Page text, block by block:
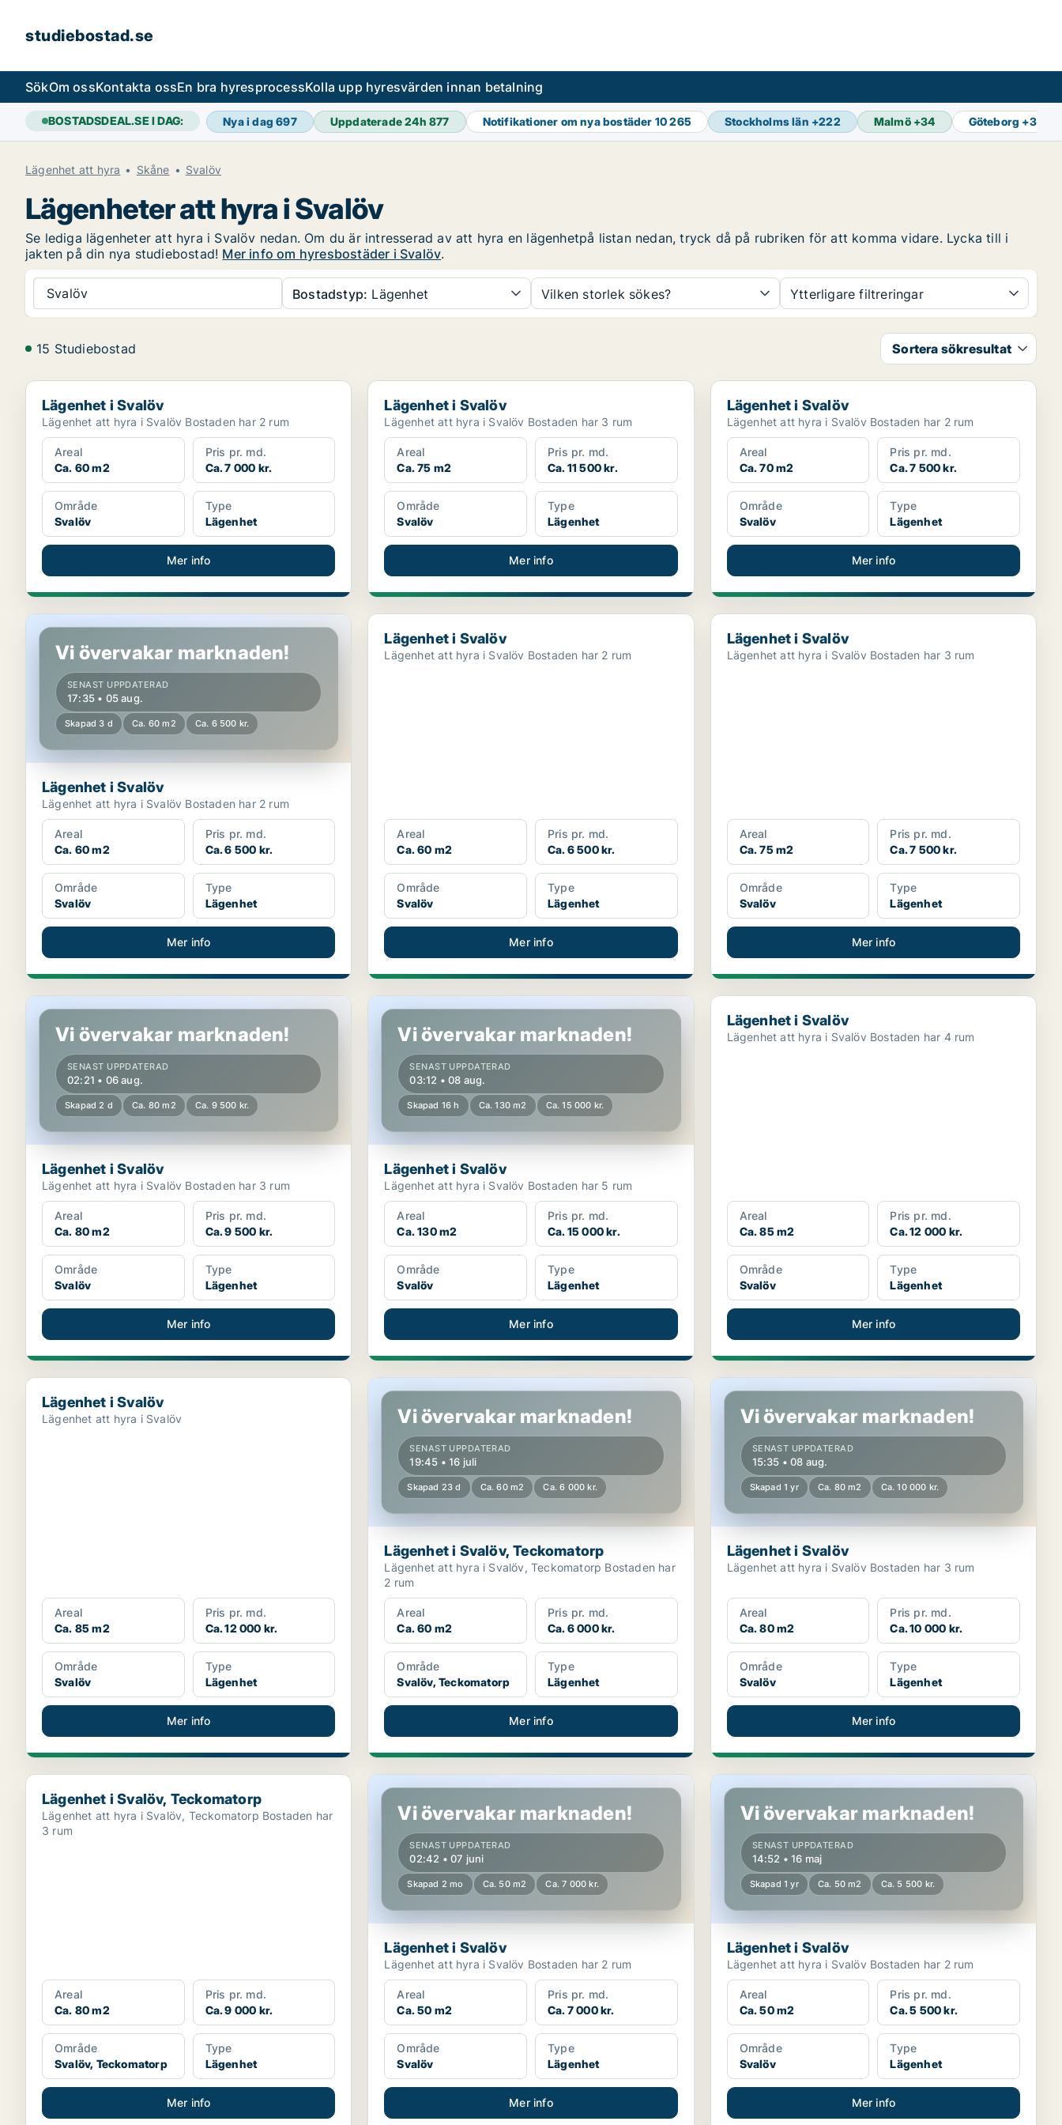
studiebostad.se
SökOm ossKontakta ossEn bra hyresprocessKolla upp hyresvärden innan betalning
BOSTADSDEAL.SE I DAG: Nya i dag697 Uppdaterade 24h877 Notifikationer om nya bostäder 10 265 Stockholms län +222 Malmö+34 Göteborg +37
Lägenhet att hyra Skåne Svalöv
Lägenheter att hyra i Svalöv
Se lediga lägenheter att hyra i Svalöv nedan. Om du är intresserad av att hyra en lägenhetpå listan nedan, tryck då på rubriken för att komma vidare. Lycka till i
jakten på din nya studiebostad! Mer info om hyresbostäder i Svalöv.
Svalöv Bostadstyp: Lägenhet Vilken storlek sökes? Ytterligare filtreringar
15 Studiebostad Sortera sökresultat
Lägenhet i Svalöv
Lägenhet i Svalöv
Lägenhet att hyra i Svalöv Bostaden har 2 rum
Areal
Ca. 60 m2
Pris pr. md.
Ca. 7 000 kr.
Område
Svalöv
Type
Lägenhet
Mer info
Lägenhet i Svalöv
Lägenhet i Svalöv
Lägenhet att hyra i Svalöv Bostaden har 3 rum
Areal
Ca. 75 m2
Pris pr. md.
Ca. 11 500 kr.
Område
Svalöv
Type
Lägenhet
Mer info
Lägenhet i Svalöv
Lägenhet i Svalöv
Lägenhet att hyra i Svalöv Bostaden har 2 rum
Areal
Ca. 70 m2
Pris pr. md.
Ca. 7 500 kr.
Område
Svalöv
Type
Lägenhet
Mer info
Lägenhet i Svalöv
Vi övervakar marknaden!
SENAST UPPDATERAD
17:35 • 05 aug.
Skapad 3 d Ca. 60 m2 Ca. 6 500 kr.
Lägenhet i Svalöv
Lägenhet att hyra i Svalöv Bostaden har 2 rum
Areal
Ca. 60 m2
Pris pr. md.
Ca. 6 500 kr.
Område
Svalöv
Type
Lägenhet
Mer info
Lägenhet i Svalöv
Lägenhet i Svalöv
Lägenhet att hyra i Svalöv Bostaden har 2 rum
Areal
Ca. 60 m2
Pris pr. md.
Ca. 6 500 kr.
Område
Svalöv
Type
Lägenhet
Mer info
Lägenhet i Svalöv
Lägenhet i Svalöv
Lägenhet att hyra i Svalöv Bostaden har 3 rum
Areal
Ca. 75 m2
Pris pr. md.
Ca. 7 500 kr.
Område
Svalöv
Type
Lägenhet
Mer info
Lägenhet i Svalöv
Vi övervakar marknaden!
SENAST UPPDATERAD
02:21 • 06 aug.
Skapad 2 d Ca. 80 m2 Ca. 9 500 kr.
Lägenhet i Svalöv
Lägenhet att hyra i Svalöv Bostaden har 3 rum
Areal
Ca. 80 m2
Pris pr. md.
Ca. 9 500 kr.
Område
Svalöv
Type
Lägenhet
Mer info
Lägenhet i Svalöv
Vi övervakar marknaden!
SENAST UPPDATERAD
03:12 • 08 aug.
Skapad 16 h Ca. 130 m2 Ca. 15 000 kr.
Lägenhet i Svalöv
Lägenhet att hyra i Svalöv Bostaden har 5 rum
Areal
Ca. 130 m2
Pris pr. md.
Ca. 15 000 kr.
Område
Svalöv
Type
Lägenhet
Mer info
Lägenhet i Svalöv
Lägenhet i Svalöv
Lägenhet att hyra i Svalöv Bostaden har 4 rum
Areal
Ca. 85 m2
Pris pr. md.
Ca. 12 000 kr.
Område
Svalöv
Type
Lägenhet
Mer info
Lägenhet i Svalöv
Lägenhet i Svalöv
Lägenhet att hyra i Svalöv
Areal
Ca. 85 m2
Pris pr. md.
Ca. 12 000 kr.
Område
Svalöv
Type
Lägenhet
Mer info
Lägenhet i Svalöv, Teckomatorp
Vi övervakar marknaden!
SENAST UPPDATERAD
19:45 • 16 juli
Skapad 23 d Ca. 60 m2 Ca. 6 000 kr.
Lägenhet i Svalöv, Teckomatorp
Lägenhet att hyra i Svalöv, Teckomatorp Bostaden har
2 rum
Areal
Ca. 60 m2
Pris pr. md.
Ca. 6 000 kr.
Område
Svalöv, Teckomatorp
Type
Lägenhet
Mer info
Lägenhet i Svalöv
Vi övervakar marknaden!
SENAST UPPDATERAD
15:35 • 08 aug.
Skapad 1 yr Ca. 80 m2 Ca. 10 000 kr.
Lägenhet i Svalöv
Lägenhet att hyra i Svalöv Bostaden har 3 rum
Areal
Ca. 80 m2
Pris pr. md.
Ca. 10 000 kr.
Område
Svalöv
Type
Lägenhet
Mer info
Lägenhet i Svalöv, Teckomatorp
Lägenhet i Svalöv, Teckomatorp
Lägenhet att hyra i Svalöv, Teckomatorp Bostaden har
3 rum
Areal
Ca. 80 m2
Pris pr. md.
Ca. 9 000 kr.
Område
Svalöv, Teckomatorp
Type
Lägenhet
Mer info
Lägenhet i Svalöv
Vi övervakar marknaden!
SENAST UPPDATERAD
02:42 • 07 juni
Skapad 2 mo Ca. 50 m2 Ca. 7 000 kr.
Lägenhet i Svalöv
Lägenhet att hyra i Svalöv Bostaden har 2 rum
Areal
Ca. 50 m2
Pris pr. md.
Ca. 7 000 kr.
Område
Svalöv
Type
Lägenhet
Mer info
Lägenhet i Svalöv
Vi övervakar marknaden!
SENAST UPPDATERAD
14:52 • 16 maj
Skapad 1 yr Ca. 50 m2 Ca. 5 500 kr.
Lägenhet i Svalöv
Lägenhet att hyra i Svalöv Bostaden har 2 rum
Areal
Ca. 50 m2
Pris pr. md.
Ca. 5 500 kr.
Område
Svalöv
Type
Lägenhet
Mer info